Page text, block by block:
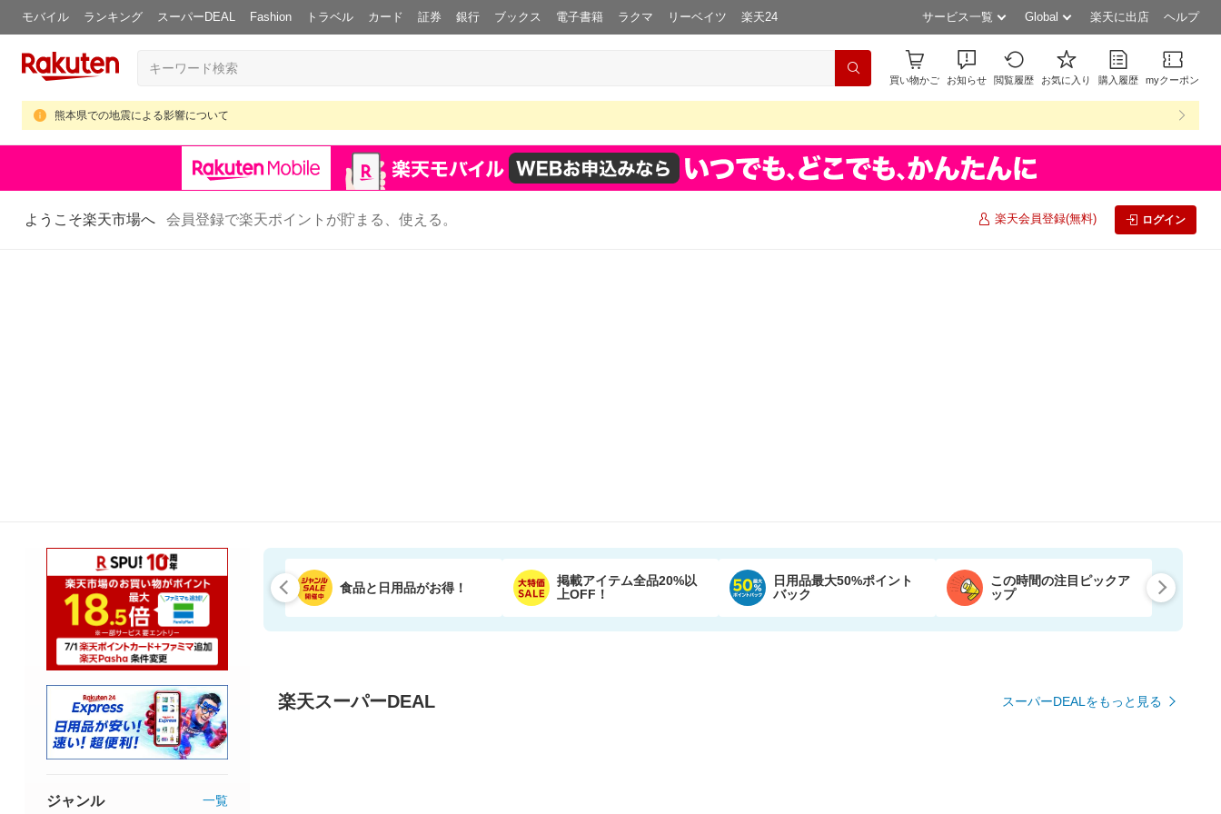
モバイル ランキング スーパーDEAL Fashion トラベル カード 証券 銀行 ブックス 電子書籍 ラクマ リーベイツ 楽天24 サービス一覧 Global 楽天に出店 ヘルプ
買い物かご お知らせ 閲覧履歴 お気に入り 購入履歴 myクーポン
熊本県での地震による影響について
ようこそ楽天市場へ 会員登録で楽天ポイントが貯まる、使える。 楽天会員登録(無料) ログイン
食品と日用品がお得！
掲載アイテム全品20%以
上OFF！
日用品最大50%ポイント
バック
この時間の注目ピックア
ップ
楽天スーパーDEAL スーパーDEALをもっと見る
ジャンル 一覧